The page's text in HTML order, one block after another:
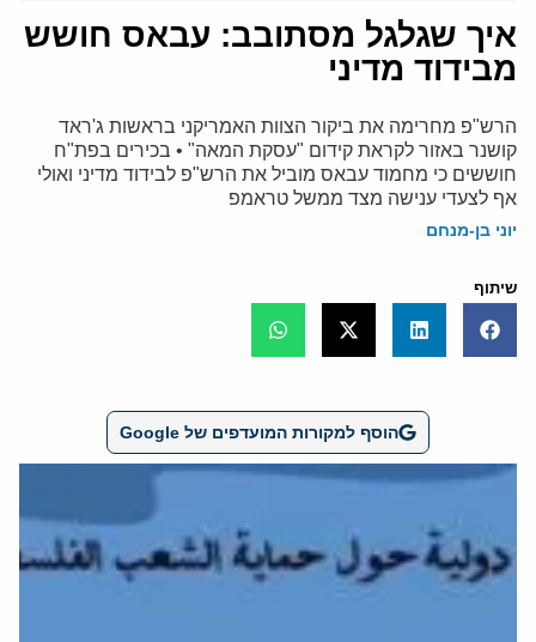
איך שגלגל מסתובב: עבאס חושש
מבידוד מדיני
הרש"פ מחרימה את ביקור הצוות האמריקני בראשות ג'ראד
קושנר באזור לקראת קידום "עסקת המאה" • בכירים בפת"ח
חוששים כי מחמוד עבאס מוביל את הרש"פ לבידוד מדיני ואולי
אף לצעדי ענישה מצד ממשל טראמפ
יוני בן-מנחם
שיתוף
הוסף למקורות המועדפים של Google